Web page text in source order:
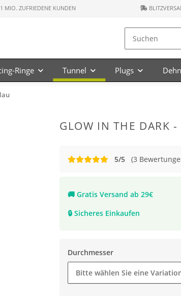
MIO. ZUFRIEDENE KUNDEN
Ringe Tunnel Plugs
GLOW IN THE DARK
5/5 (3
🚚 Gratis Versand ab 29€
🔒 Sicheres Einkaufen
Durchmesser
Bitte wählen Sie eine